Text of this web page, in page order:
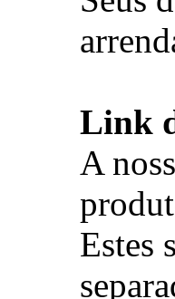
Link
A
Estes